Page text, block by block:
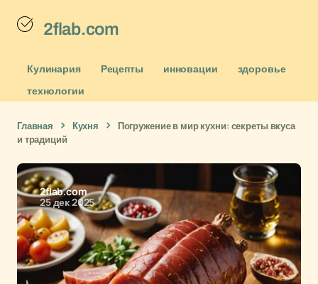
2flab.com
Кулинария Рецепты инновации
здоровье
технологии
Главная Кухня
Погружение в мир кухни: секреты вкуса
и традиций
2flab.com
25 дек 2025